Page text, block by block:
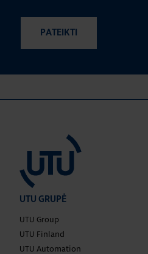
UTU GRUPĖ
UTU Group
UTU Finland
UTU Automation